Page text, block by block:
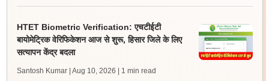
HTET Biometric Verification: एचटीईटी
बायोमेट्रिक वेरिफिकेशन आज से शुरू, हिसार जिले के लिए
सत्यापन केंद्र बदला
Santosh Kumar | Aug 10, 2026 | 1 min read